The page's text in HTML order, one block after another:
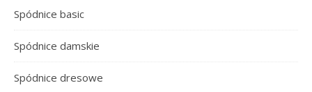
Spódnice basic
Spódnice damskie
Spódnice dresowe